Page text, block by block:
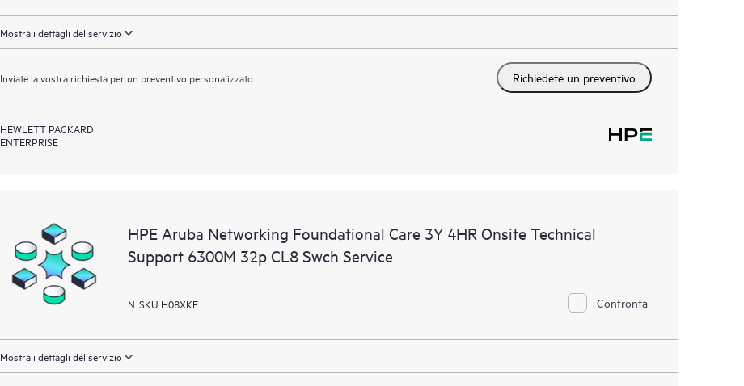
Mostra i dettagli del servizio
Inviate la vostra richiesta per un preventivo personalizzato Richiedete un preventivo
HEWLETT PACKARD
ENTERPRISE
HPE Aruba Networking Foundational Care 3Y 4HR Onsite Technical
Support 6300M 32p CL8 Swch Service
N. SKU H08XKE Confronta
Mostra i dettagli del servizio